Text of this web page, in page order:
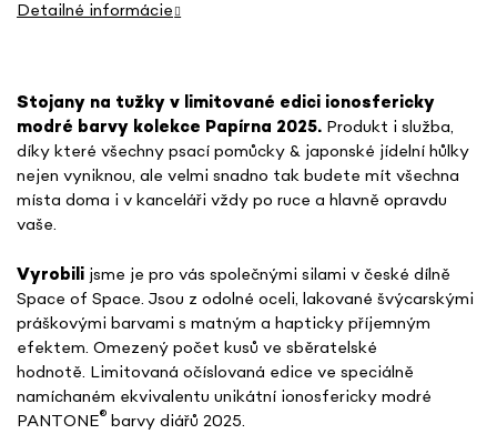
Detailné informácie
Stojany na tužky v limitované edici ionosfericky
modré barvy kolekce Papírna 2025. Produkt i služba,
díky které všechny psací pomůcky & japonské jídelní hůlky
nejen vyniknou, ale velmi snadno takbudete mít všechna
místa doma i v kanceláři vždy po ruce a hlavně opravdu
vaše.
Vyrobili jsme je pro vás společnými silami v české dílně
Space of Space. Jsou z odolné oceli, lakované švýcarskými
práškovými barvami s matným a hapticky příjemným
efektem. Omezený počet kusů ve sběratelské
hodnotě. Limitovaná očíslovaná edice ve speciálně
namíchaném ekvivalentu unikátní ionosfericky modré
PANTONE® barvy diářů 2025.